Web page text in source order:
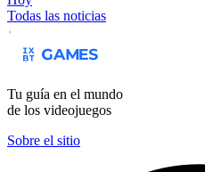
Todas las noticias
Tu guía en el mundo
de los videojuegos
Sobre el sitio